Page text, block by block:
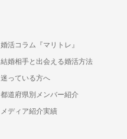
婚活コラム『マリトレ』
結婚相手と出会える婚活方法
迷っている方へ
都道府県別メンバー紹介
メディア紹介実績